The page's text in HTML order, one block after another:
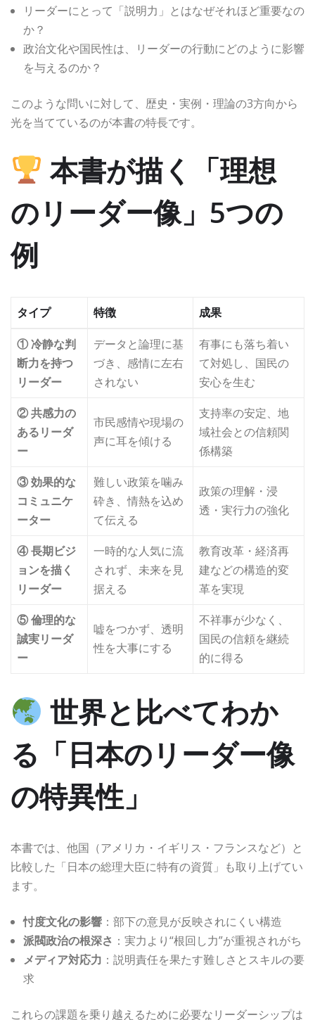
リーダーにとって「説明力」とはなぜそれほど重要なの
か？
政治文化や国民性は、リーダーの行動にどのように影響
を与えるのか？
このような問いに対して、歴史・実例・理論の3方向から
光を当てているのが本書の特長です。
本書が描く「理想
のリーダー像」5つの
例
タイプ 特徴 成果
① 冷静な判
断力を持つ
リーダー
データと論理に基
づき、感情に左右
されない
有事にも落ち着い
て対処し、国民の
安心を生む
② 共感力の
あるリーダ
ー
市民感情や現場の
声に耳を傾ける
支持率の安定、地
域社会との信頼関
係構築
③ 効果的な
コミュニケ
ーター
難しい政策を噛み
砕き、情熱を込め
て伝える
政策の理解・浸
透・実行力の強化
④ 長期ビジ
ョンを描く
リーダー
一時的な人気に流
されず、未来を見
据える
教育改革・経済再
建などの構造的変
革を実現
⑤ 倫理的な
誠実リーダ
ー
嘘をつかず、透明
性を大事にする
不祥事が少なく、
国民の信頼を継続
的に得る
世界と比べてわか
る「日本のリーダー像
の特異性」
本書では、他国（アメリカ・イギリス・フランスなど）と
比較した「日本の総理大臣に特有の資質」も取り上げてい
ます。
忖度文化の影響 ：部下の意見が反映されにくい構造
派閥政治の根深さ ：実力より“根回し力”が重視されがち
メディア対応力 ：説明責任を果たす難しさとスキルの要
求
これらの課題を乗り越えるために必要なリーダーシップは